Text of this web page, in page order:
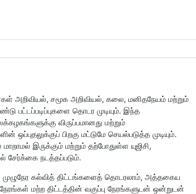
அறிவியல், சமூக அறிவியல், கலை, மனிதநேயம் மற்றும்
பட்டப்படிப்புகளை தொடர முடியும். இந்த
விருப்பமானது மற்றும்
பிறகு மட்டுமே செயல்படுத்த முடியும்.
இருக்கும் மற்றும் தற்போதுள்ள யுஜிசி,
சேர்க்கை நடத்தப்படும்.
கல்வித் திட்டங்களைத் தொடரலாம், அத்தகைய
மற்ற திட்டத்தின் வகுப்பு நேரங்களுடன் ஒன்றுடன்